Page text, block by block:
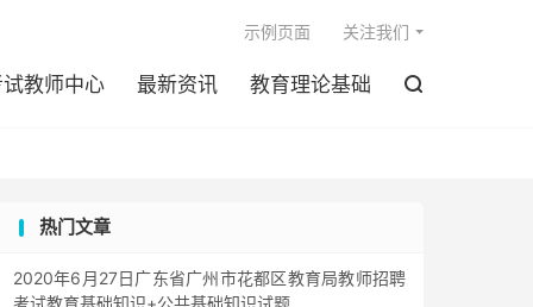
教师中心 最新资讯 教育理论基础 
示例页面 关注我们
热门文章
2020年6月27日广东省广州市花都区教育局教师招聘
考试教育基础知识+公共基础知识试题